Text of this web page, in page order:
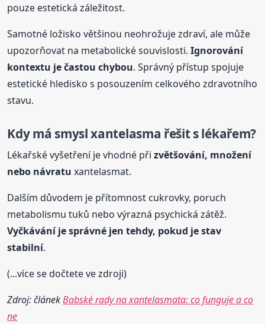
pouze estetická záležitost.
Samotné ložisko většinou neohrožuje zdraví, ale může
upozorňovat na metabolické souvislosti.Ignorování
kontextu je častou chybou. Správný přístup spojuje
estetické hledisko s posouzením celkového zdravotního
stavu.
Kdy má smysl xantelasma řešit s lékařem?
Lékařské vyšetření je vhodné přizvětšování, množení
nebo návratu xantelasmat.
Dalším důvodem je přítomnost cukrovky, poruch
metabolismu tuků nebo výrazná psychická zátěž.
Vyčkávání je správné jen tehdy, pokud je stav
stabilní.
(...více se dočtete ve zdroji)
Zdroj: článekBabské rady na xantelasmata: co funguje a co
ne